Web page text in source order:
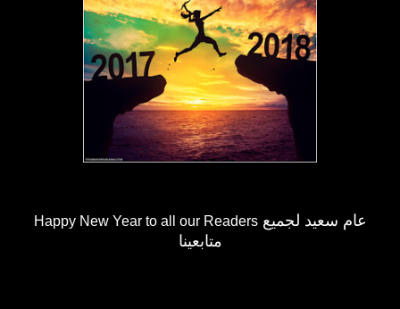
Happy New Year to all our Readersعام سعيد لجميع
متابعينا